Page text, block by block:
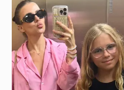
Внучки Светланы и
отдыхают в
33